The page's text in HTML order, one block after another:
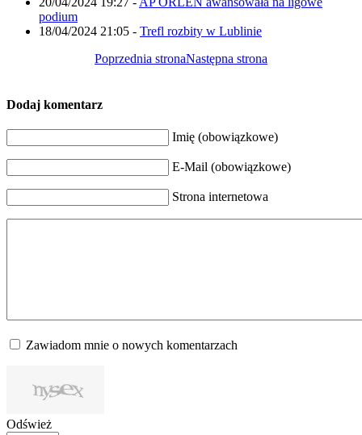
podium
18/04/2024 21:05 - Trefl rozbity w Lublinie
Poprzednia stronaNastępna strona
Dodaj komentarz
Imię (obowiązkowe)
E-Mail (obowiązkowe)
Strona internetowa
Zawiadom mnie o nowych komentarzach
Odśwież